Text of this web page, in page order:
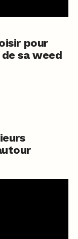
pour
sa weed